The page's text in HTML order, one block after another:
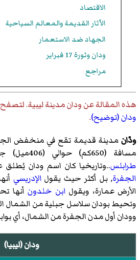
الاقتصاد
الآثار القديمة والمعالم السياحية
الجهاد ضد الاستعمار
ودان وثورة 17 فبراير
مراجع
هذه المقالة عنودان مدينة ليبية. لتصفح
ودان (توضيح).
ودّان مدينة قديمة تقع في منخفض
مسافة (650كم) حوالي (406ميل) جنوب شرق العاصمة
طرابلس..وتاريخيا كان اسم ودان
الجفرة, بل أكثر حيث يقول الإدريسي
الأرض عمارة، ويقول ابن خلدون أنها
وتحيط بودان سلاسل جبلية من الشمال
وودان أول مدن الجفرة من الشمال، أي
ودان (ليبيا)